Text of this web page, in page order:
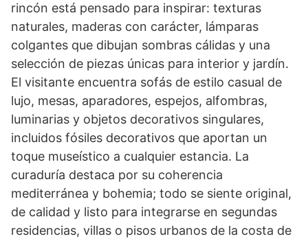
rincón está pensado para inspirar: texturas
naturales, maderas con carácter, lámparas
colgantes que dibujan sombras cálidas y una
selección de piezas únicas para interior y jardín.
El visitante encuentra sofás de estilo casual de
lujo, mesas, aparadores, espejos, alfombras,
luminarias y objetos decorativos singulares,
incluidos fósiles decorativos que aportan un
toque museístico a cualquier estancia. La
curaduría destaca por su coherencia
mediterránea y bohemia; todo se siente original,
de calidad y listo para integrarse en segundas
residencias, villas o pisos urbanos de la costa de